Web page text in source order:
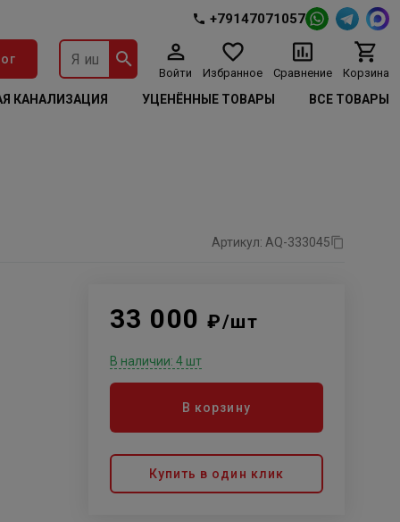
+79147071057
Войти Избранное Сравнение Корзина
КАНАЛИЗАЦИЯ УЦЕНЁННЫЕ ТОВАРЫ ВСЕ ТОВАРЫ
Артикул: AQ-333045
33 000₽/шт
В наличии: 4 шт
В корзину
Купить в один клик